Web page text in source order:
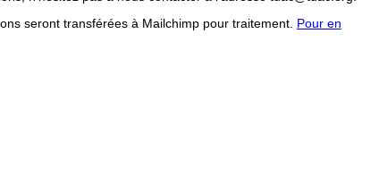
seront transférées à Mailchimp pour traitement. Pour en